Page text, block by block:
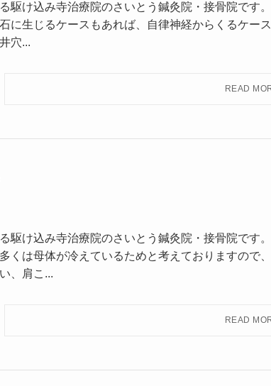
駆け込み寺治療院のさいとう鍼灸院・接骨院です
に生じるケースもあれば、自律神経からくるケー
穴...
駆け込み寺治療院のさいとう鍼灸院・接骨院です
くは母体が冷えているためと考えておりますので
、肩こ...